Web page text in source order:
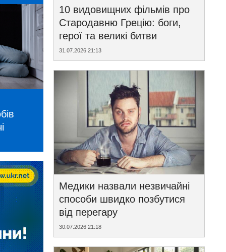
10 видовищних фільмів про
Стародавню Грецію: боги,
герої та великі битви
31.07.2026 21:13
Медики назвали незвичайні
способи швидко позбутися
від перегару
30.07.2026 21:18